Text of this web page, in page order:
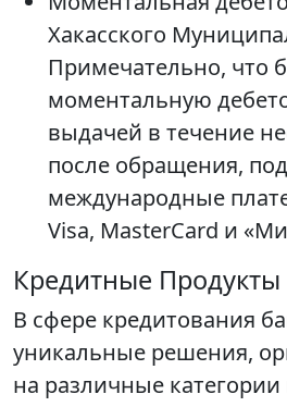
Хакасского
Примечательно, что
моментальную
выдачей в течение
после обращения,
международные
Visa, MasterCard и
Кредитные Продукты
В сфере кредитования
уникальные решения,
на различные категории